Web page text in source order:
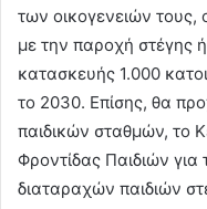
των οικογενειών τους,
με την παροχή στέγης
κατασκευής 1.000
το 2030. Επίσης, θα
παιδικών σταθμών, το
Φροντίδας Παιδιών
διαταραχών παιδιών